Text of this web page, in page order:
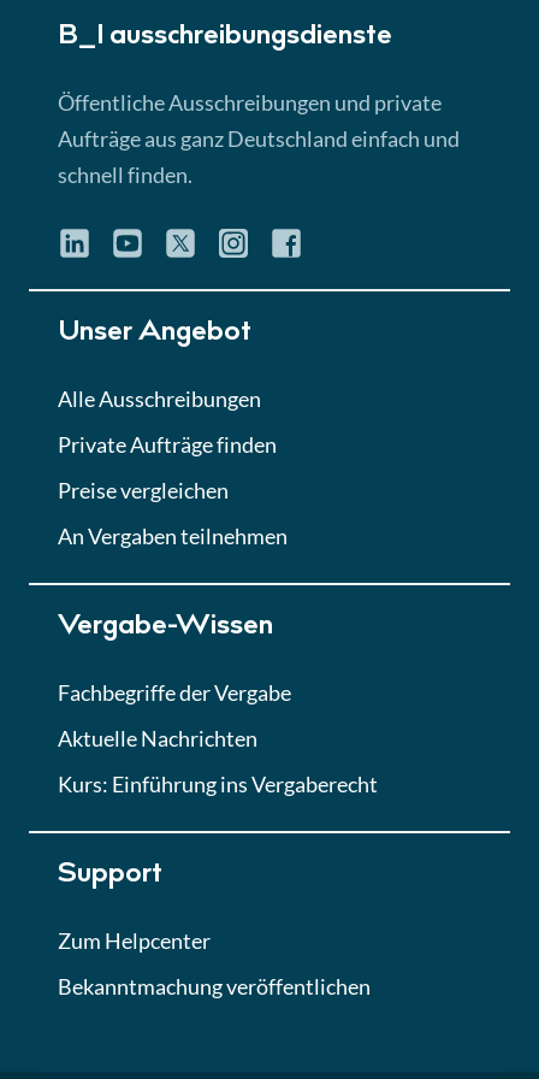
Lektion 3
► 4:31 Min
Quiz
Eignung im Vergabeverfahren
Lektion 6
Abgabe von Angeboten
Lektion
Lektion 7
Finales Quiz
B_I ausschreibungs­dienste
Öffentliche Ausschreibungen und private
Aufträge aus ganz Deutschland einfach und
schnell finden.
Unser Angebot
Alle Ausschreibungen
Private Aufträge finden
Preise vergleichen
An Vergaben teilnehmen
Vergabe-Wissen
Fachbegriffe der Vergabe
Aktuelle Nachrichten
Kurs: Einführung ins Vergaberecht
Support
Zum Helpcenter
Bekanntmachung veröffentlichen